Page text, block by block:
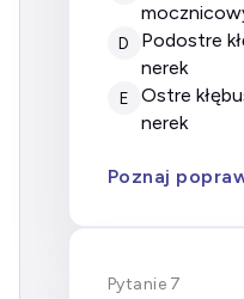
D
podostre kłębuszkowe zapalenie
nerek
E
ostre kłębuszkowe zapalenie
nerek
Poznaj
Pytanie 7